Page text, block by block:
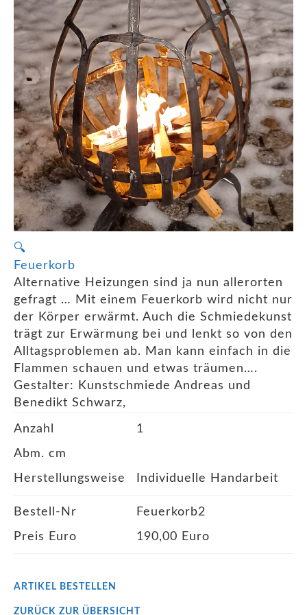
🔍
Feuerkorb
Alternative Heizungen sind ja nun allerorten
gefragt … Mit einem Feuerkorb wird nicht nur
der Körper erwärmt. Auch die Schmiedekunst
trägt zur Erwärmung bei und lenkt so von den
Alltagsproblemen ab. Man kann einfach in die
Flammen schauen und etwas träumen….
Gestalter: Kunstschmiede Andreas und
Benedikt Schwarz,
Anzahl
Abm. cm
Herstellungsweise
1
Individuelle Handarbeit
Bestell-Nr
Preis Euro
Feuerkorb2
190,00 Euro
ARTIKEL BESTELLEN
ZURÜCK ZUR ÜBERSICHT